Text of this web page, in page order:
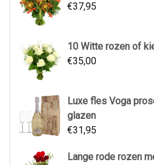
€37,95
10 Witte rozen of
€35,00
Luxe fles Voga
glazen
€31,95
Lange rode rozen